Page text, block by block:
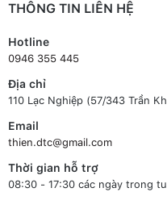
THÔNG TIN LIÊN HỆ
Hotline
0946 355 445
Địa chỉ
110 Lạc Nghiệp (57/343 Trần
Email
thien.dtc@gmail.com
Thời gian hỗ trợ
08:30 - 17:30 các ngày trong